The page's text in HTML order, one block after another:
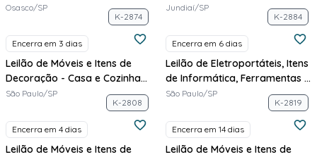
Apartamentos Decorados -
Osasco/SP
Bahia
Jundiaí/SP
K-2874
Encerra em 3 dias
Leilão de Móveis e Itens de
Decoração - Casa e Cozinha
Italinea
São Paulo/SP
K-2884
Encerra em 6 dias
Leilão de Eletroportáteis, Itens
de Informática, Ferramentas e
Vestuário - Armazém 7
São Paulo/SP
K-2808
Encerra em 4 dias
Leilão de Móveis e Itens de
K-2819
Encerra em 14 dias
Leilão de Móveis e Itens de